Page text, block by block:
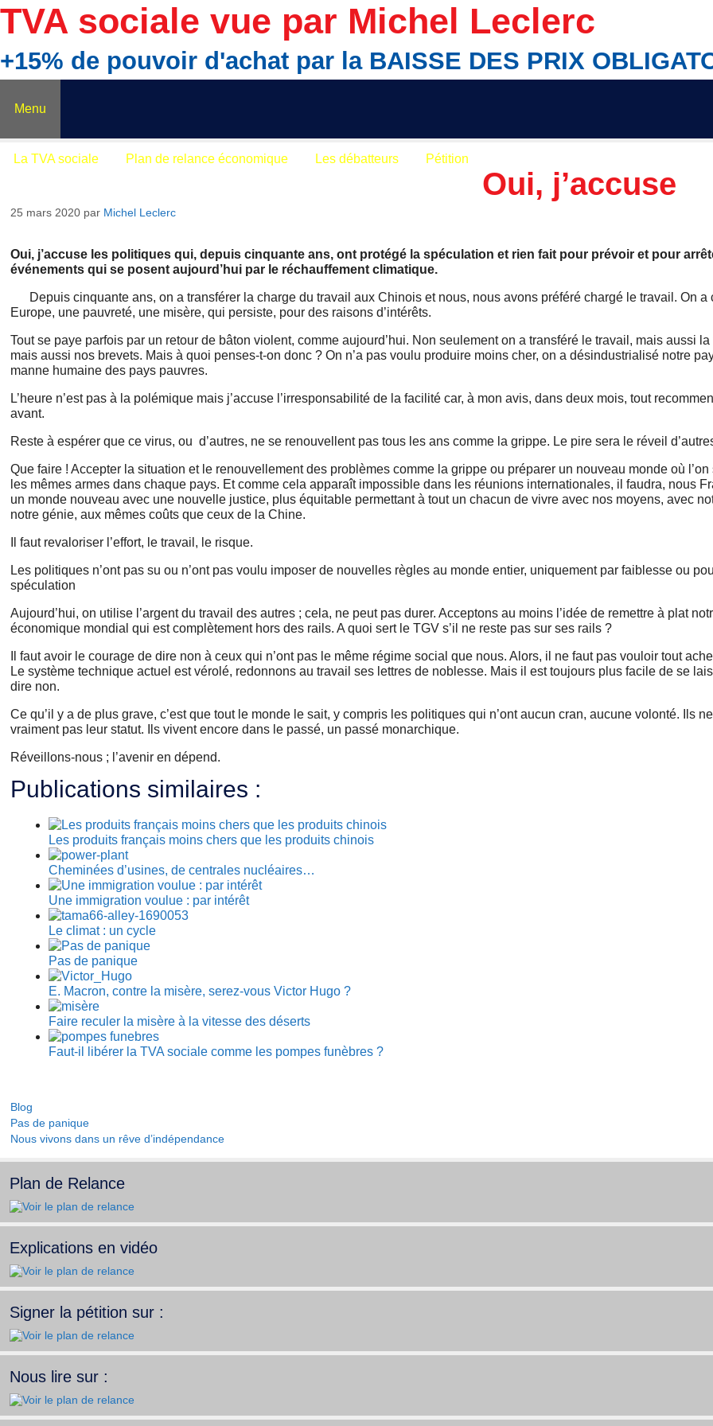
Aller
contenu
TVA sociale vue par Michel Leclerc
+15% de pouvoir d'achat par la BAISSE DES PRIX
Menu
La TVA sociale Plan de relance économique Les débatteurs Pétition
Oui, j’accuse
25 mars 2020 par Michel Leclerc
Oui, j’accuse les politiques qui, depuis cinquante ans, ont protégé la spéculation et rien fait pour prévoir et pour
événements qui se posent aujourd’hui par le réchauffement climatique.
Depuis cinquante ans, on a transférer la charge du travail aux Chinois et nous, nous avons préféré chargé le travail. On a
Europe, une pauvreté, une misère, qui persiste, pour des raisons d’intérêts.
Tout se paye parfois par un retour de bâton violent, comme aujourd’hui. Non seulement on a transféré le travail, mais aussi
mais aussi nos brevets. Mais à quoi penses-t-on donc ? On n’a pas voulu produire moins cher, on a désindustrialisé notre
manne humaine des pays pauvres.
L’heure n’est pas à la polémique mais j’accuse l’irresponsabilité de la facilité car, à mon avis, dans deux mois, tout
avant.
Reste à espérer que ce virus, ou d’autres, ne se renouvellent pas tous les ans comme la grippe. Le pire sera le réveil
Que faire ! Accepter la situation et le renouvellement des problèmes comme la grippe ou préparer un nouveau monde où l’on
les mêmes armes dans chaque pays. Et comme cela apparaît impossible dans les réunions internationales, il faudra, nous
un monde nouveau avec une nouvelle justice, plus équitable permettant à tout un chacun de vivre avec nos moyens, avec
notre génie, aux mêmes coûts que ceux de la Chine.
Il faut revaloriser l’effort, le travail, le risque.
Les politiques n’ont pas su ou n’ont pas voulu imposer de nouvelles règles au monde entier, uniquement par faiblesse ou
spéculation
Aujourd’hui, on utilise l’argent du travail des autres ; cela, ne peut pas durer. Acceptons au moins l’idée de remettre à plat
économique mondial qui est complètement hors des rails. A quoi sert le TGV s’il ne reste pas sur ses rails ?
Il faut avoir le courage de dire non à ceux qui n’ont pas le même régime social que nous. Alors, il ne faut pas vouloir tout
Le système technique actuel est vérolé, redonnons au travail ses lettres de noblesse. Mais il est toujours plus facile de se
dire non.
Ce qu’il y a de plus grave, c’est que tout le monde le sait, y compris les politiques qui n’ont aucun cran, aucune volonté. Ils
vraiment pas leur statut. Ils vivent encore dans le passé, un passé monarchique.
Réveillons-nous ; l’avenir en dépend.
Publications similaires :
Les produits français moins chers que les produits chinois
Cheminées d’usines, de centrales nucléaires…
Une immigration voulue : par intérêt
Le climat : un cycle
Pas de panique
E. Macron, contre la misère, serez-vous Victor Hugo ?
Faire reculer la misère à la vitesse des déserts
Faut-il libérer la TVA sociale comme les pompes funèbres ?
Catégories
Blog
Pas de panique
Nous vivons dans un rêve d’indépendance
Plan de Relance
Explications en vidéo
Signer la pétition sur :
Nous lire sur :